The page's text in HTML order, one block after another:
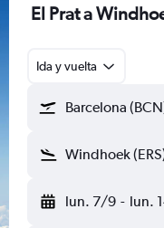
El Prat a
Ida y vuelta
Barcelona
Windhoek
lun. 7/9 - lun.